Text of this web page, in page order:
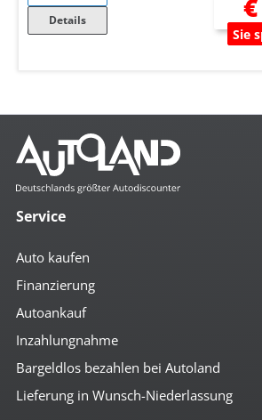
Details
Sie
Service
Auto kaufen
Finanzierung
Autoankauf
Inzahlungnahme
Bargeldlos bezahlen bei Autoland
Lieferung in Wunsch-Niederlassung